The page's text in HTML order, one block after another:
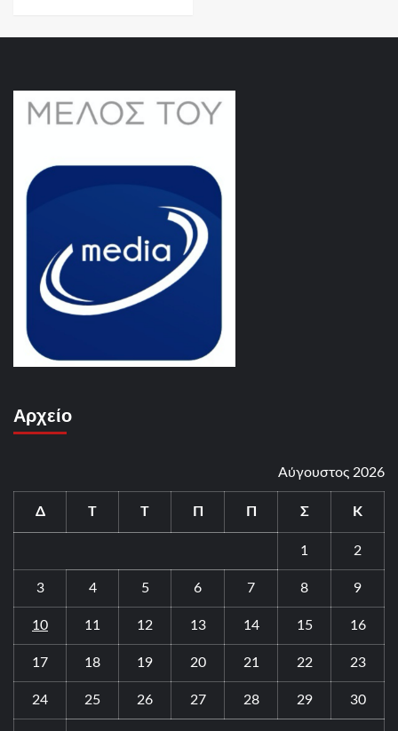
Αρχείο
Αύγουστος 2026
Δ Τ Τ Π Π Σ Κ
1 2
3 4 5 6 7 8 9
10 11 12 13 14 15 16
17 18 19 20 21 22 23
24 25 26 27 28 29 30